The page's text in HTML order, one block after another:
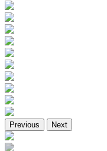
Previous Next